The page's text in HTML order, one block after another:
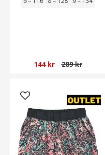
144 kr 289 kr